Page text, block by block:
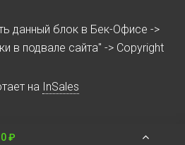
данный блок в Бек-Офисе ->
в подвале сайта" -> Copyright
на InSales
0 ₽